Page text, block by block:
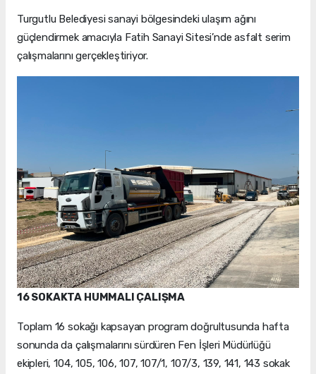
Turgutlu Belediyesi sanayi bölgesindeki ulaşım ağını
güçlendirmek amacıyla Fatih Sanayi Sitesi’nde asfalt serim
çalışmalarını gerçekleştiriyor.
16 SOKAKTA HUMMALI ÇALIŞMA
Toplam 16 sokağı kapsayan program doğrultusunda hafta
sonunda da çalışmalarını sürdüren Fen İşleri Müdürlüğü
ekipleri, 104, 105, 106, 107, 107/1, 107/3, 139, 141, 143 sokak